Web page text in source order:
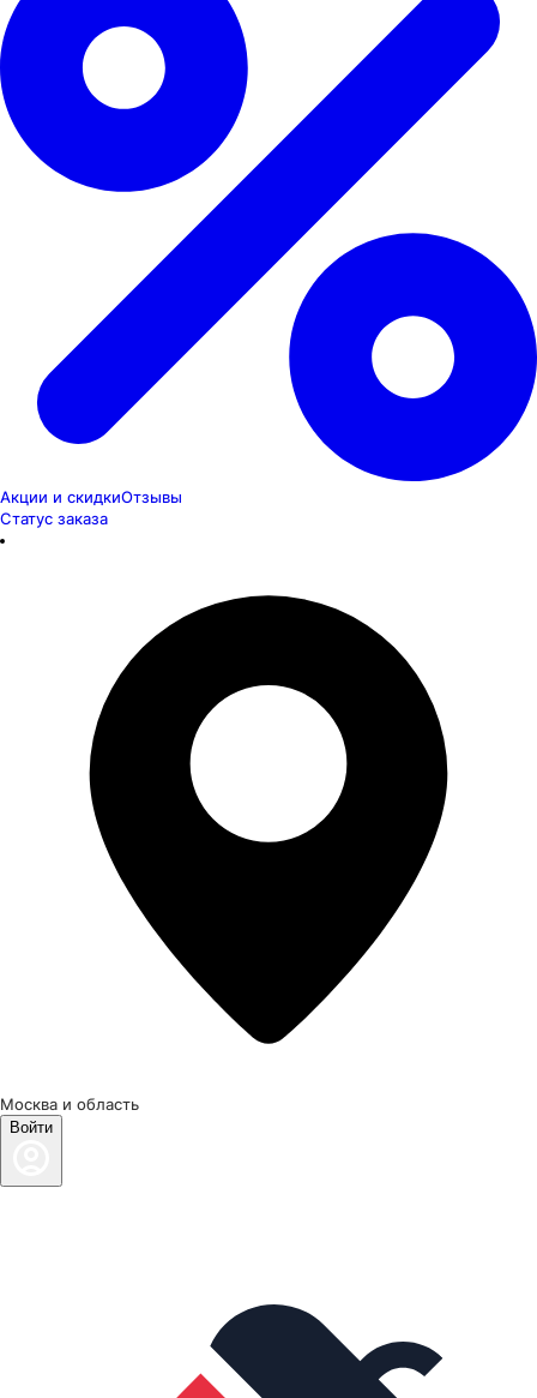
Акции и скидкиОтзывы
Статус заказа
Москва и область
Войти